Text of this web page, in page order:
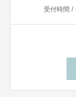
受付時間 /